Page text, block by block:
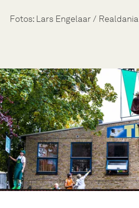
Fotos: Lars Engelaar / Realdania